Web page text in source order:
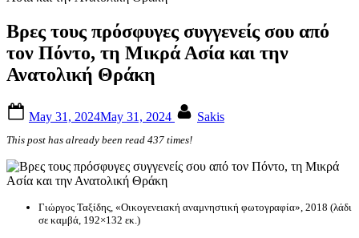
Βρες τους πρόσφυγες συγγενείς σου από
τον Πόντο, τη Μικρά Ασία και την
Ανατολική Θράκη
on
May 31, 2024May 31, 2024 Sakis
This post has already been read 437 times!
Γιώργος Ταξίδης, «Οικογενειακή αναμνηστική φωτογραφία», 2018 (λάδι
σε καμβά, 192×132 εκ.)